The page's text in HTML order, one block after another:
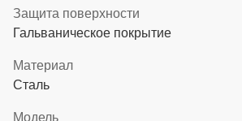
Защита поверхности
Гальваническое покрытие
Материал
Сталь
Модель